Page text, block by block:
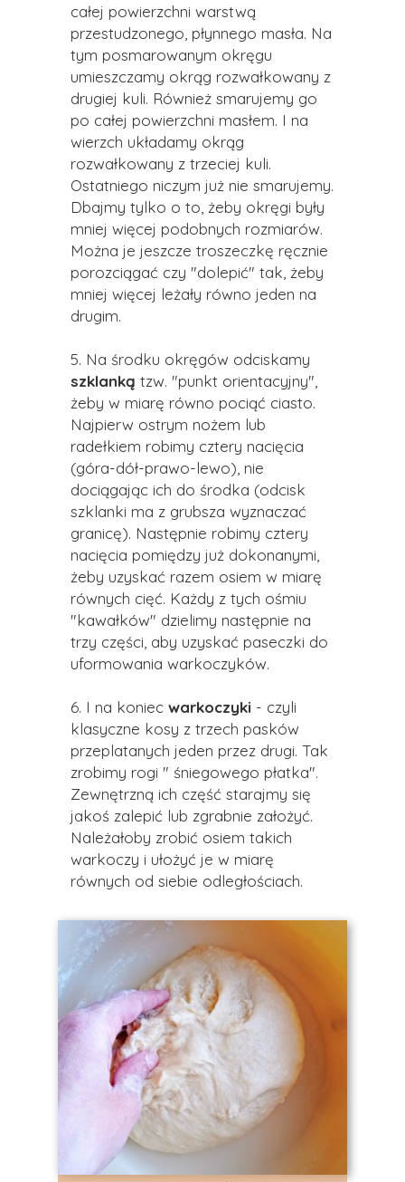
całej powierzchni warstwą
przestudzonego, płynnego masła. Na
tym posmarowanym okręgu
umieszczamy okrąg rozwałkowany z
drugiej kuli. Również smarujemy go
po całej powierzchni masłem. I na
wierzch układamy okrąg
rozwałkowany z trzeciej kuli.
Ostatniego niczym już nie smarujemy.
Dbajmy tylko o to, żeby okręgi były
mniej więcej podobnych rozmiarów.
Można je jeszcze troszeczkę ręcznie
porozciągać czy "dolepić" tak, żeby
mniej więcej leżały równo jeden na
drugim.
5. Na środku okręgów odciskamy
szklanką tzw. "punkt orientacyjny",
żeby w miarę równo pociąć ciasto.
Najpierw ostrym nożem lub
radełkiem robimy cztery nacięcia
(góra-dół-prawo-lewo), nie
dociągając ich do środka (odcisk
szklanki ma z grubsza wyznaczać
granicę). Następnie robimy cztery
nacięcia pomiędzy już dokonanymi,
żeby uzyskać razem osiem w miarę
równych cięć. Każdy z tych ośmiu
"kawałków" dzielimy następnie na
trzy części, aby uzyskać paseczki do
uformowania warkoczyków.
6. I na koniec warkoczyki - czyli
klasyczne kosy z trzech pasków
przeplatanych jeden przez drugi. Tak
zrobimy rogi " śniegowego płatka".
Zewnętrzną ich część starajmy się
jakoś zalepić lub zgrabnie założyć.
Należałoby zrobić osiem takich
warkoczy i ułożyć je w miarę
równych od siebie odległościach.